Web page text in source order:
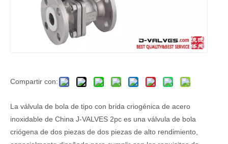
Compartir con:
La válvula de bola de tipo con brida criogénica de acero
inoxidable de China J-VALVES 2pc es una válvula de bola
criógena de dos piezas de dos piezas de alto rendimiento,